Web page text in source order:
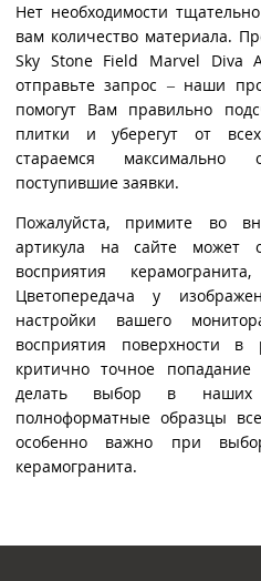
Нет необходимости
вам количество материала.
Sky Stone Field Marvel Diva
отправьте запрос – наши
помогут Вам правильно
плитки и уберегут от
стараемся максимально
поступившие заявки.
Пожалуйста, примите во
артикула на сайте может
восприятия
Цветопередача у
настройки вашего
восприятия поверхности
критично точное
делать выбор в наших
полноформатные образцы
особенно важно при
керамогранита.